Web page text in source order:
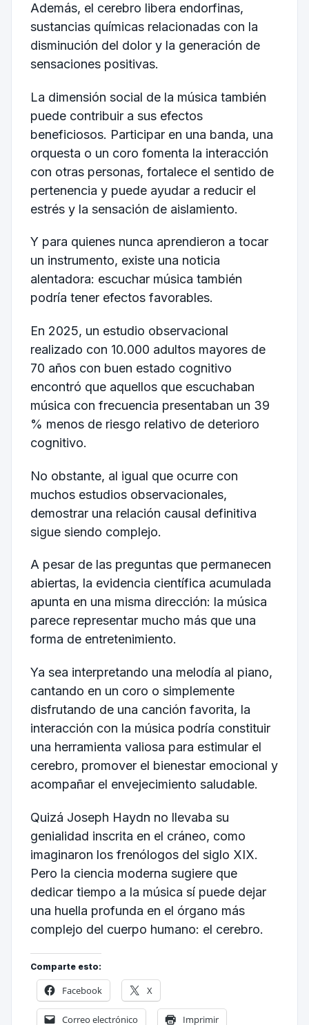
Además, el cerebro libera endorfinas,
sustancias químicas relacionadas con la
disminución del dolor y la generación de
sensaciones positivas.
La dimensión social de la música también
puede contribuir a sus efectos
beneficiosos. Participar en una banda, una
orquesta o un coro fomenta la interacción
con otras personas, fortalece el sentido de
pertenencia y puede ayudar a reducir el
estrés y la sensación de aislamiento.
Y para quienes nunca aprendieron a tocar
un instrumento, existe una noticia
alentadora: escuchar música también
podría tener efectos favorables.
En 2025, un estudio observacional
realizado con 10.000 adultos mayores de
70 años con buen estado cognitivo
encontró que aquellos que escuchaban
música con frecuencia presentaban un 39
% menos de riesgo relativo de deterioro
cognitivo.
No obstante, al igual que ocurre con
muchos estudios observacionales,
demostrar una relación causal definitiva
sigue siendo complejo.
A pesar de las preguntas que permanecen
abiertas, la evidencia científica acumulada
apunta en una misma dirección: la música
parece representar mucho más que una
forma de entretenimiento.
Ya sea interpretando una melodía al piano,
cantando en un coro o simplemente
disfrutando de una canción favorita, la
interacción con la música podría constituir
una herramienta valiosa para estimular el
cerebro, promover el bienestar emocional y
acompañar el envejecimiento saludable.
Quizá Joseph Haydn no llevaba su
genialidad inscrita en el cráneo, como
imaginaron los frenólogos del siglo XIX.
Pero la ciencia moderna sugiere que
dedicar tiempo a la música sí puede dejar
una huella profunda en el órgano más
complejo del cuerpo humano: el cerebro.
Comparte esto:
Facebook X
Correo electrónico Imprimir